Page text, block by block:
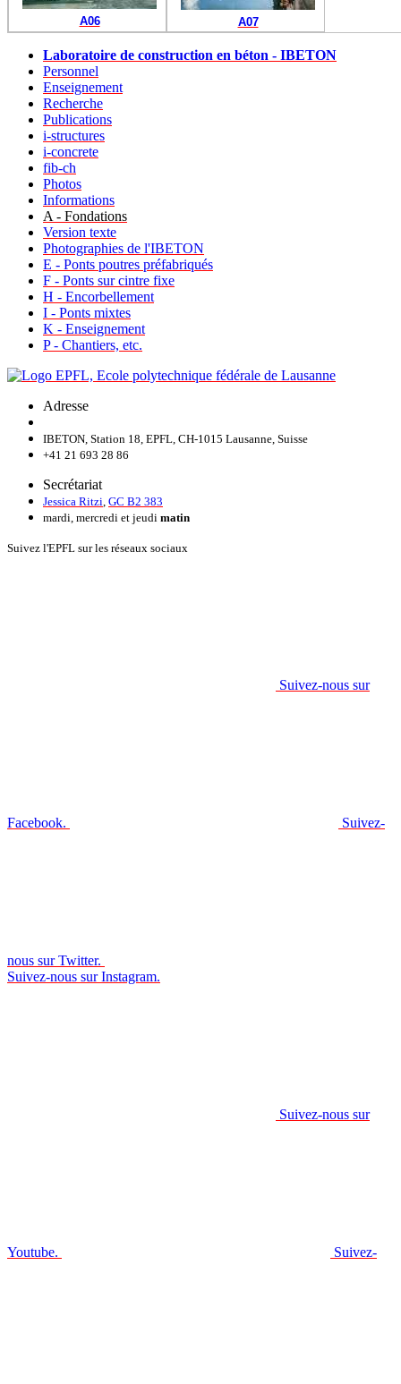
A06 A07
Laboratoire de construction en béton - IBETON
Personnel
Enseignement
Recherche
Publications
i-structures
i-concrete
fib-ch
Photos
Informations
A - Fondations
Version texte
Photographies de l'IBETON
E - Ponts poutres préfabriqués
F - Ponts sur cintre fixe
H - Encorbellement
I - Ponts mixtes
K - Enseignement
P - Chantiers, etc.
Adresse
IBETON, Station 18, EPFL, CH-1015 Lausanne, Suisse
+41 21 693 28 86
Secrétariat
Jessica Ritzi GC B2 383
mardi, mercredi et jeudi matin
Suivez l'EPFL sur les réseaux sociaux
Suivez-nous sur
Facebook. Suivez-
nous sur Twitter.
Suivez-nous sur Instagram.
Suivez-nous sur
Youtube. Suivez-